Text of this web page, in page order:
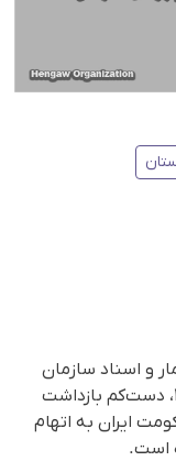
و اسناد سازمان
حقوق بشری هەنگاو، طی ماه فوریه ‌۲۰۲۳، دست‌کم بازداشت
ایران بە اتهام
است.